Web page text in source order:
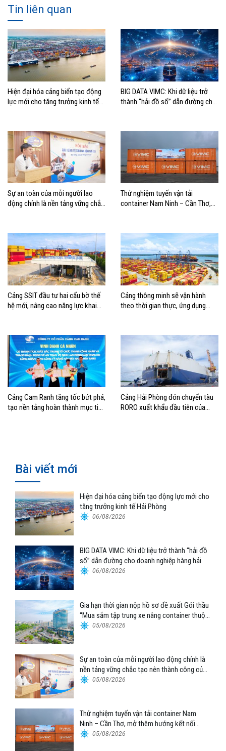
Tin liên quan
Hiện đại hóa cảng biển tạo động
lực mới cho tăng trưởng kinh tế
BIG DATA VIMC: Khi dữ liệu trở
thành “hải đồ số” dẫn đường cho
Sự an toàn của mỗi người lao
động chính là nền tảng vững chắc
Thử nghiệm tuyến vận tải
container Nam Ninh – Cần Thơ,
Cảng SSIT đầu tư hai cẩu bờ thế
hệ mới, nâng cao năng lực khai
Cảng thông minh sẽ vận hành
theo thời gian thực, ứng dụng
Cảng Cam Ranh tăng tốc bứt phá,
tạo nền tảng hoàn thành mục tiêu
Cảng Hải Phòng đón chuyến tàu
RORO xuất khẩu đầu tiên của
Bài viết mới
Hiện đại hóa cảng biển tạo động lực mới cho
tăng trưởng kinh tế Hải Phòng
06/08/2026
BIG DATA VIMC: Khi dữ liệu trở thành “hải đồ
số” dẫn đường cho doanh nghiệp hàng hải
06/08/2026
Gia hạn thời gian nộp hồ sơ đề xuất Gói thầu
“Mua sắm tập trung xe nâng container thuộc
Tổng công ty Hàng hải Việt Nam – CTCP”
05/08/2026
Sự an toàn của mỗi người lao động chính là
nền tảng vững chắc tạo nên thành công của
Cảng Đà Nẵng
05/08/2026
Thử nghiệm tuyến vận tải container Nam
Ninh – Cần Thơ, mở thêm hướng kết nối
logistics cho ĐBSCL
05/08/2026